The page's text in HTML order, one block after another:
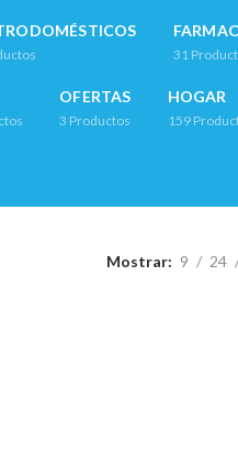
31
OFERTAS
3 Productos
HOGAR
159
Mostrar 9 24